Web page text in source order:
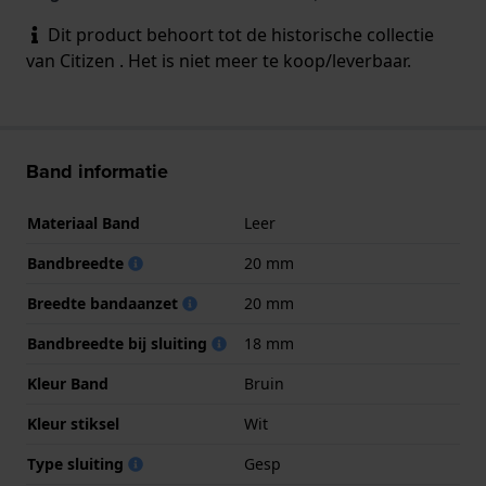
Dit product behoort tot de historische collectie
van Citizen . Het is niet meer te koop/leverbaar.
Band informatie
Materiaal Band
Leer
Bandbreedte
20 mm
Breedte bandaanzet
20 mm
Bandbreedte bij sluiting
18 mm
Kleur Band
Bruin
Kleur stiksel
Wit
Type sluiting
Gesp